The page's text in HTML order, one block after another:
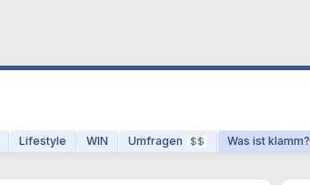
Lifestyle WIN Umfragen $$ Was ist klamm?